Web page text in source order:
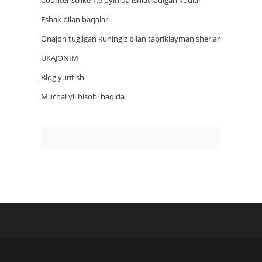
Eshak bilan baqalar
Onajon tugilgan kuningiz bilan tabriklayman sherlar
UKAJONIM
Blog yuritish
Muchal yil hisobi haqida